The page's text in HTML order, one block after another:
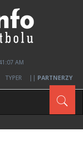
AM
TYPER || PARTNERZY